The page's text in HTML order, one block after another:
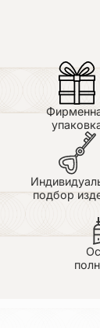
подбор